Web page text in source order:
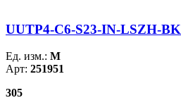
UUTP4-C6-S23-IN-LSZH-
Ед. изм.: М
Арт: 251951
305